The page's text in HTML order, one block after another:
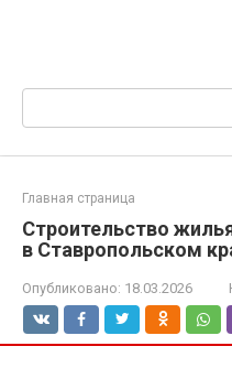
Поиск:
Главная страница
Строительство
в Ставропольском
Опубликовано: 18.03.2026